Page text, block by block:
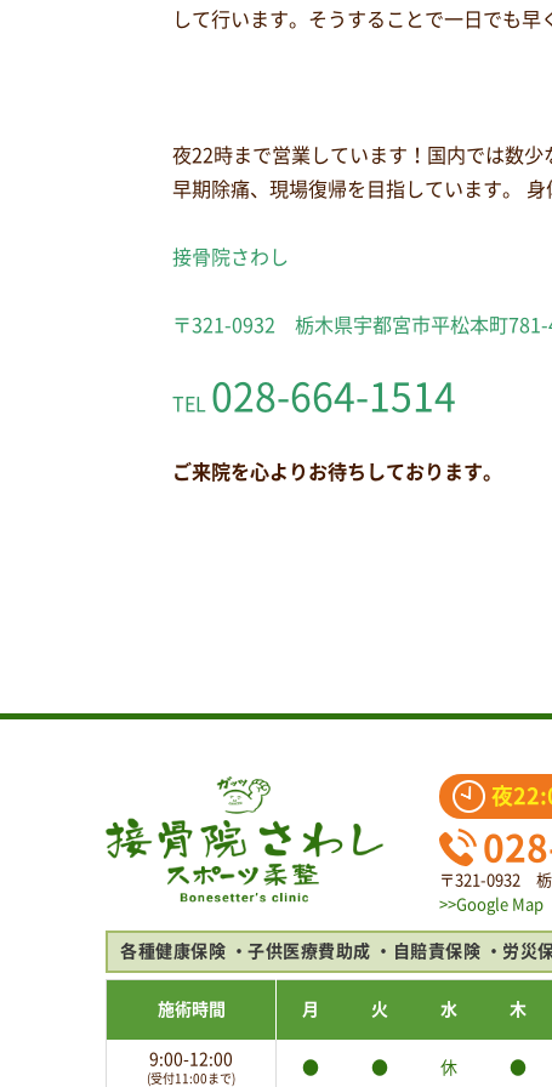
して行います。そうすることで一日でも早
夜22時まで営業しています！国内では数少
早期除痛、現場復帰を目指しています。
接骨院さわし
〒321-0932 栃木県宇都宮市平松本町781-
TEL 028-664-1514
ご来院を心よりお待ちしております。
夜
〒321-0932 栃
>>Google Map
各種健康保険 子供医療費助成 自賠責保険 労災
施術時間 月 火 水 木
9:00-12:00
(受付11:00まで)
● ● 休 ●